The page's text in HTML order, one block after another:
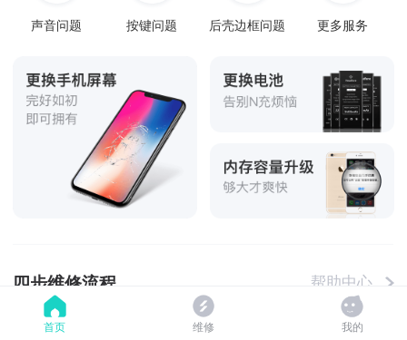
声音问题 按键问题 后壳边框问题 更多服务
四步维修流程 帮助中心
首页 维修 我的